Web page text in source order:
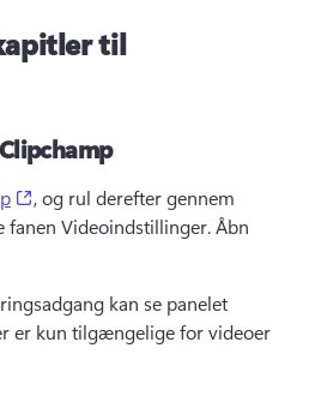
til
(opens in a new tab)
, og rul derefter gennem
Videoindstillinger. Åbn
kan se panelet
er kun tilgængelige for videoer